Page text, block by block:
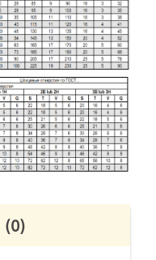
(0)